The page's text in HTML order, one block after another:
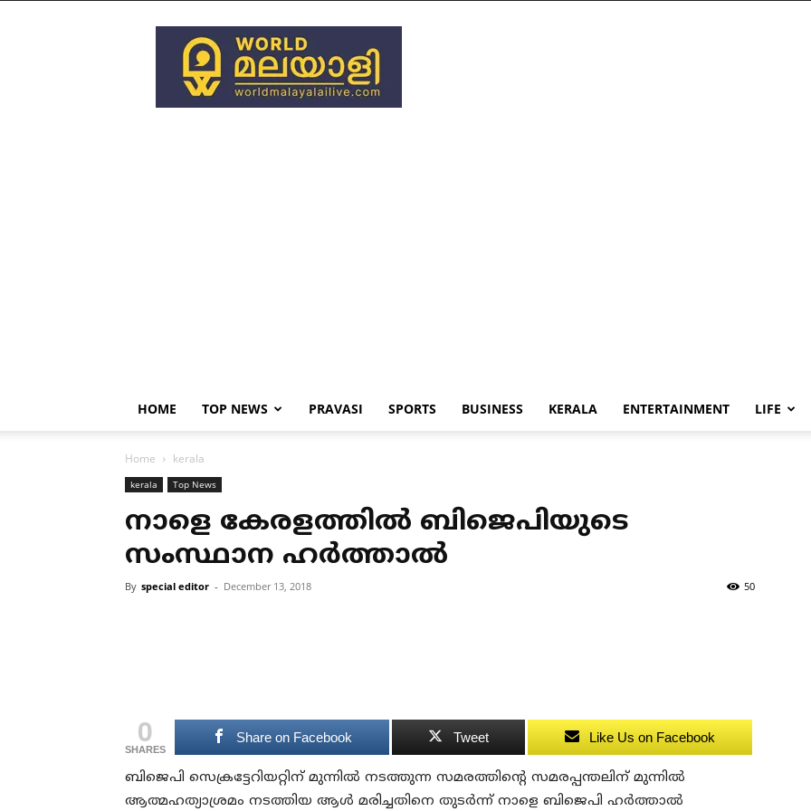
World
Malayali
Live
HOME TOP NEWS PRAVASI SPORTS BUSINESS KERALA ENTERTAINMENT LIFE
Home kerala
kerala Top News
നാളെ കേരളത്തില്‍ ബിജെപിയുടെ
സംസ്ഥാന ഹര്‍ത്താല്‍
By special editor - December 13, 2018 50
0
SHARES
Share on Facebook Tweet Like Us on Facebook
ബിജെപി സെക്രട്ടേറിയറ്റിന് മുന്നില്‍ നടത്തുന്ന സമരത്തിന്റെ സമരപ്പന്തലിന് മുന്നില്‍
ആത്മഹത്യാശ്രമം നടത്തിയ ആള്‍ മരിച്ചതിനെ തുടര്‍ന്ന് നാളെ ബിജെപി ഹര്‍ത്താല്‍